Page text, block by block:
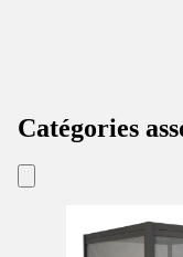
Catégories